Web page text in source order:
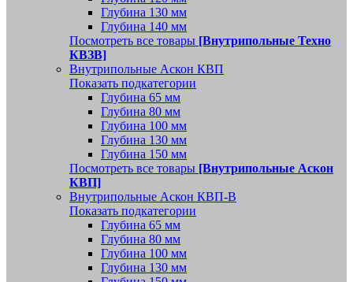
Глубина 130 мм
Глубина 140 мм
Посмотреть все товары [Внутрипольные Техно
КВЗВ]
Внутрипольные Аскон КВП
Показать подкатегории
Глубина 65 мм
Глубина 80 мм
Глубина 100 мм
Глубина 130 мм
Глубина 150 мм
Посмотреть все товары [Внутрипольные Аскон
КВП]
Внутрипольные Аскон КВП-В
Показать подкатегории
Глубина 65 мм
Глубина 80 мм
Глубина 100 мм
Глубина 130 мм